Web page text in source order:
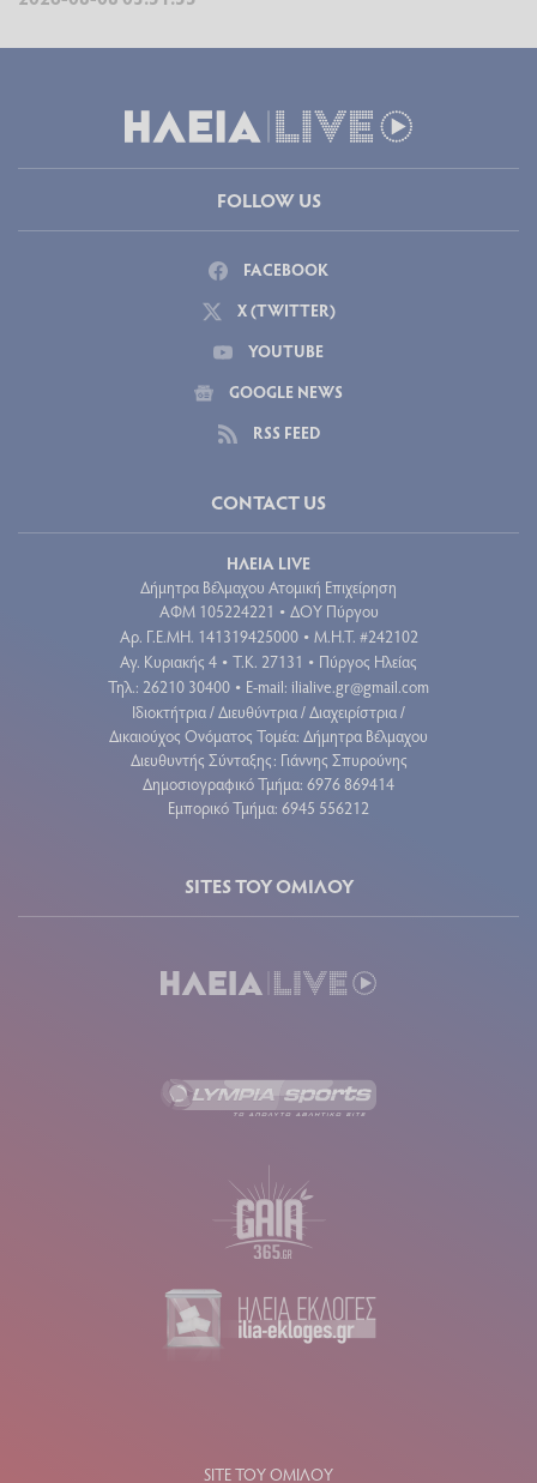
FOLLOW US
FACEBOOK
X (TWITTER)
YOUTUBE
GOOGLE NEWS
RSS FEED
CONTACT US
ΗΛΕΙΑ LIVE
Δήμητρα Βέλμαχου Ατομική Επιχείρηση
ΑΦΜ 105224221 • ΔΟΥ Πύργου
Aρ. Γ.Ε.ΜΗ. 141319425000 • Μ.Η.Τ. #242102
Αγ. Κυριακής 4 • Τ.Κ. 27131 • Πύργος Ηλείας
Τηλ.: 26210 30400 • E-mail: ilialive.gr@gmail.com
Ιδιοκτήτρια / Διευθύντρια / Διαχειρίστρια /
Δικαιούχος Ονόματος Τομέα: Δήμητρα Βέλμαχου
Διευθυντής Σύνταξης: Γιάννης Σπυρούνης
Δημοσιογραφικό Τμήμα: 6976 869414
Εμπορικό Τμήμα: 6945 556212
SITES ΤΟΥ ΟΜΙΛΟΥ
SITE ΤΟΥ ΟΜΙΛΟΥ